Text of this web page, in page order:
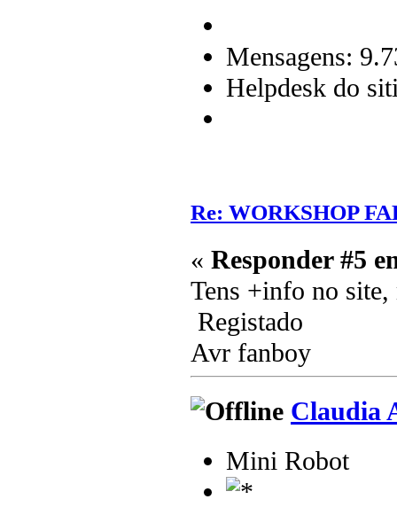
Mensagens:
Helpdesk do
Re: WORKSHOP
« Responder #5
Tens +info no site,
Registado
Avr fanboy
Claudia
Mini Robot